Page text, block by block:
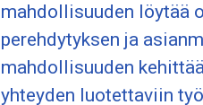
mahdollisuuden löytää
perehdytyksen ja
mahdollisuuden
yhteyden luotettaviin